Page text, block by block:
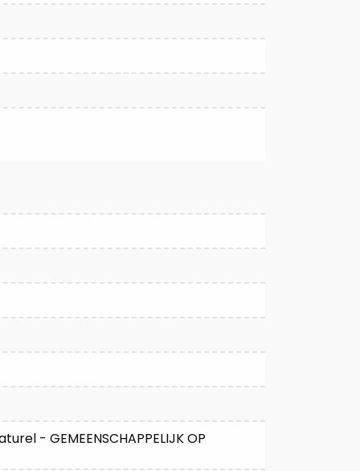
- GEMEENSCHAPPELIJK OP